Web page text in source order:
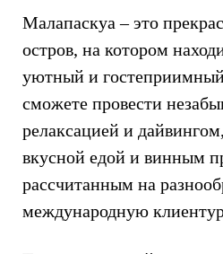
Малапаскуа – это
остров, на котором
уютный и гостеприимный
сможете провести
релаксацией и
вкусной едой и винным
рассчитанным на
международную